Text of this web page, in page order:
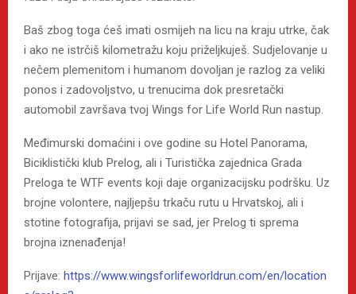
Baš zbog toga ćeš imati osmijeh na licu na kraju utrke, čak
i ako ne istrčiš kilometražu koju priželjkuješ. Sudjelovanje u
nečem plemenitom i humanom dovoljan je razlog za veliki
ponos i zadovoljstvo, u trenucima dok presretački
automobil završava tvoj Wings for Life World Run nastup.
Međimurski domaćini i ove godine su Hotel Panorama,
Biciklistički klub Prelog, ali i Turistička zajednica Grada
Preloga te WTF events koji daje organizacijsku podršku. Uz
brojne volontere, najljepšu trkaču rutu u Hrvatskoj, ali i
stotine fotografija, prijavi se sad, jer Prelog ti sprema
brojna iznenađenja!
Prijave: https://www.wingsforlifeworldrun.com/en/location